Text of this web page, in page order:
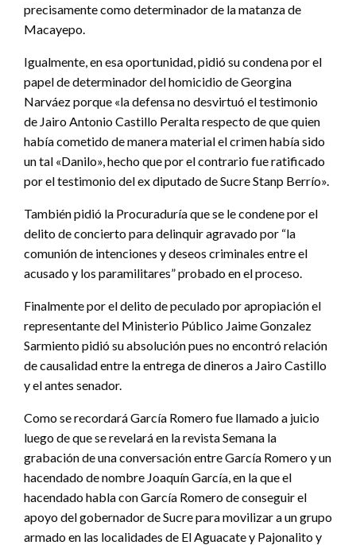
precisamente como determinador de la matanza de
Macayepo.
Igualmente, en esa oportunidad, pidió su condena por el
papel de determinador del homicidio de Georgina
Narváez porque «la defensa no desvirtuó el testimonio
de Jairo Antonio Castillo Peralta respecto de que quien
había cometido de manera material el crimen había sido
un tal «Danilo», hecho que por el contrario fue ratificado
por el testimonio del ex diputado de Sucre Stanp Berrío».
También pidió la Procuraduría que se le condene por el
delito de concierto para delinquir agravado por “la
comunión de intenciones y deseos criminales entre el
acusado y los paramilitares” probado en el proceso.
Finalmente por el delito de peculado por apropiación el
representante del Ministerio Público Jaime Gonzalez
Sarmiento pidió su absolución pues no encontró relación
de causalidad entre la entrega de dineros a Jairo Castillo
y el antes senador.
Como se recordará García Romero fue llamado a juicio
luego de que se revelará en la revista Semana la
grabación de una conversación entre García Romero y un
hacendado de nombre Joaquín García, en la que el
hacendado habla con García Romero de conseguir el
apoyo del gobernador de Sucre para movilizar a un grupo
armado en las localidades de El Aguacate y Pajonalito y